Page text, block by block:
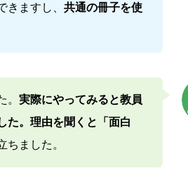
きますし、共通の冊子を使
。実際にやってみると教員
た。理由を聞くと「面白
ました。